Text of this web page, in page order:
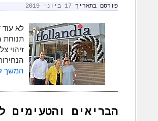
פורסם בתאריך 17 ביוני 2019
לא
תנוחת
זיהוי
המשך
הבריאים והטעימים